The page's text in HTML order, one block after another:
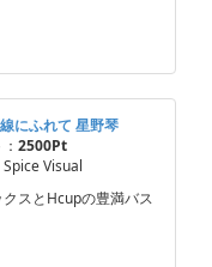
にふれて 星野琴
2500Pt
Visual
スとHcupの豊満バス